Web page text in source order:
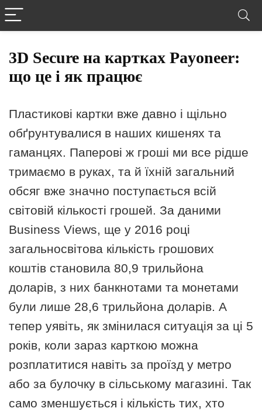
3D Secure на картках Payoneer:
що це і як працює
Пластикові картки вже давно і щільно
обґрунтувалися в наших кишенях та
гаманцях. Паперові ж гроші ми все рідше
тримаємо в руках, та й їхній загальний
обсяг вже значно поступається всій
світовій кількості грошей. За даними
Business Views, ще у 2016 році
загальносвітова кількість грошових
коштів становила 80,9 трильйона
доларів, з них банкнотами та монетами
були лише 28,6 трильйона доларів. А
тепер уявіть, як змінилася ситуація за ці 5
років, коли зараз карткою можна
розплатитися навіть за проїзд у метро
або за булочку в сільському магазині. Так
само зменшується і кількість тих, хто